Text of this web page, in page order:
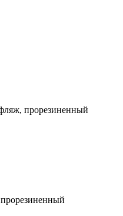
прорезиненный